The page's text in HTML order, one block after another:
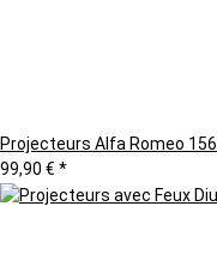
Projecteurs Alfa Romeo 156
99,90 € *